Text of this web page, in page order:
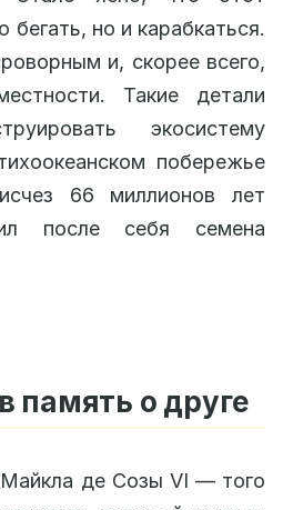
бегать, но и карабкаться.
и, скорее всего,
Такие детали
экосистему
побережье
66 миллионов лет
после себя семена
память о друге
Майкла де Созы VI — того